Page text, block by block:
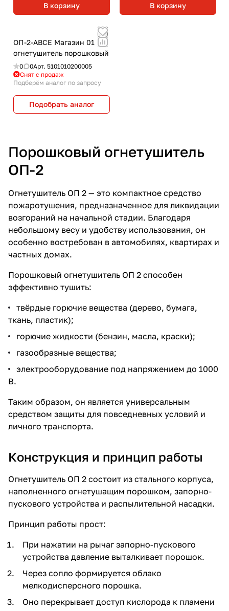
В корзину В корзину
ОП-2-ABCE Магазин 01
огнетушитель порошковый
0 0Арт. 5101010200005
Снят с продаж
Подберём аналог по запросу
Подобрать аналог
Порошковый огнетушитель
ОП-2
Огнетушитель ОП 2 — это компактное средство
пожаротушения, предназначенное для ликвидации
возгораний на начальной стадии. Благодаря
небольшому весу и удобству использования, он
особенно востребован в автомобилях, квартирах и
частных домах.
Порошковый огнетушитель ОП 2 способен
эффективно тушить:
твёрдые горючие вещества (дерево, бумага,
ткань, пластик);
горючие жидкости (бензин, масла, краски);
газообразные вещества;
электрооборудование под напряжением до 1000
В.
Таким образом, он является универсальным
средством защиты для повседневных условий и
личного транспорта.
Конструкция и принцип работы
Огнетушитель ОП 2 состоит из стального корпуса,
наполненного огнетушащим порошком, запорно-
пускового устройства и распылительной насадки.
Принцип работы прост:
При нажатии на рычаг запорно-пускового
устройства давление выталкивает порошок.
Через сопло формируется облако
мелкодисперсного порошка.
Оно перекрывает доступ кислорода к пламени